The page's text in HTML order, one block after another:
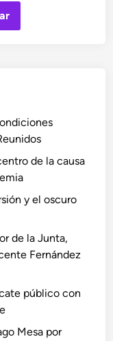
de la causa
y el oscuro
de la Junta,
Fernández
público con
Mesa por